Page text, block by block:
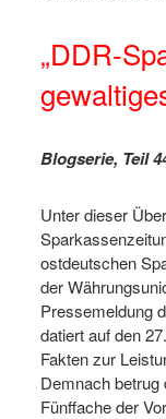
„DDR-
Blogserie, Teil 4
Unter dieser
ostdeutschen
der
Pressemeldung
datiert auf den
Fakten zur
Demnach
Fünffache der